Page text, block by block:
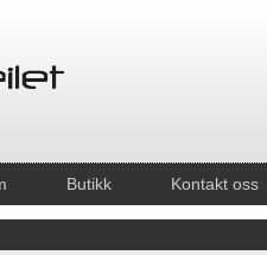
Butikk Kontakt oss